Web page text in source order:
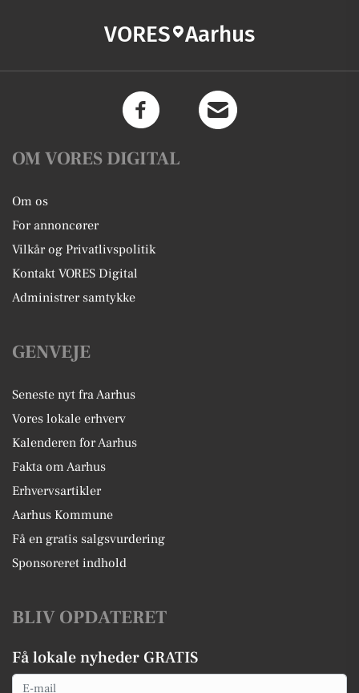
VORES Aarhus
OM VORES DIGITAL
Om os
For annoncører
Vilkår og Privatlivspolitik
Kontakt VORES Digital
Administrer samtykke
GENVEJE
Seneste nyt fra Aarhus
Vores lokale erhverv
Kalenderen for Aarhus
Fakta om Aarhus
Erhvervsartikler
Aarhus Kommune
Få en gratis salgsvurdering
Sponsoreret indhold
BLIV OPDATERET
Få lokale nyheder GRATIS
Email